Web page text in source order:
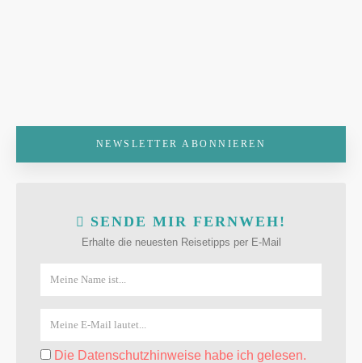
NEWSLETTER ABONNIEREN
SENDE MIR FERNWEH!
Erhalte die neuesten Reisetipps per E-Mail
Die Datenschutzhinweise habe ich gelesen.